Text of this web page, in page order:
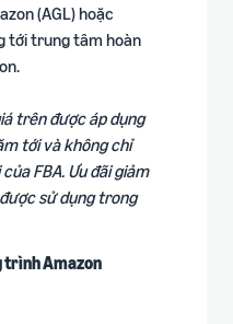
(AGL) hoặc
tới trung tâm hoàn
trên được áp dụng
tới và không chỉ
FBA. Ưu đãi giảm
sử dụng trong
trình Amazon